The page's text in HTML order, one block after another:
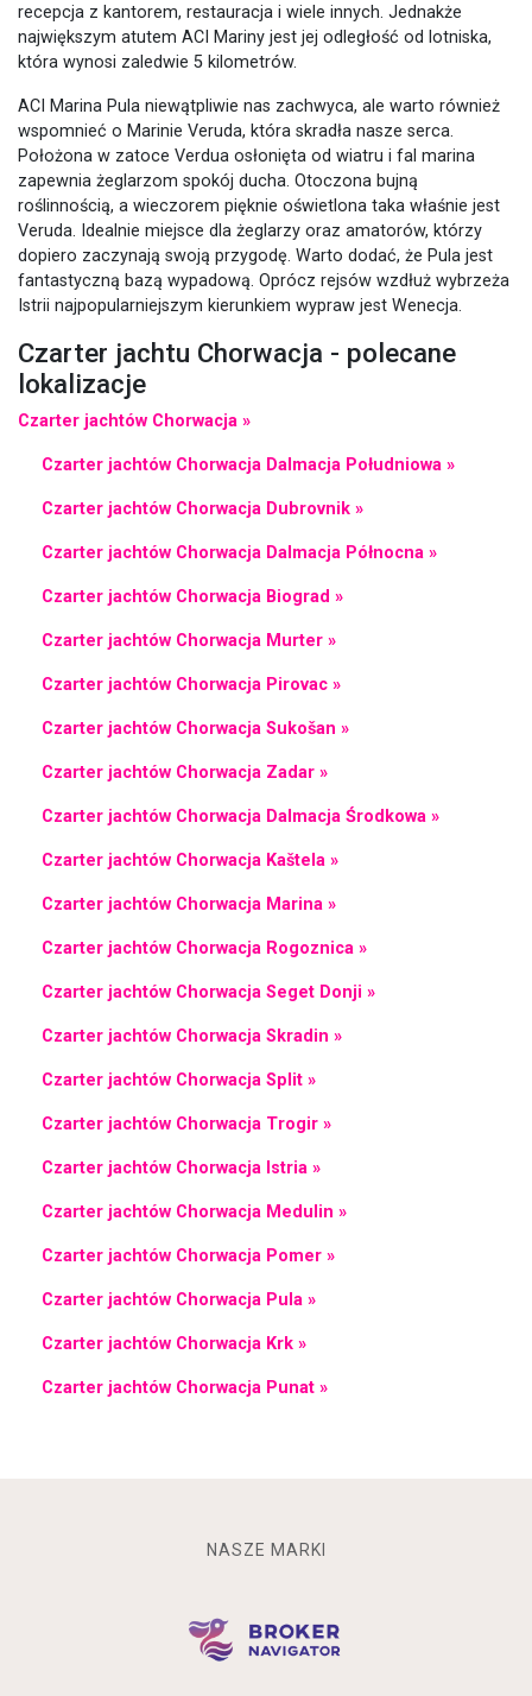
recepcja z kantorem, restauracja i wiele innych. Jednakże
największym atutem ACI Mariny jest jej odległość od lotniska,
która wynosi zaledwie 5 kilometrów.
ACI Marina Pula niewątpliwie nas zachwyca, ale warto również
wspomnieć o Marinie Veruda, która skradła nasze serca.
Położona w zatoce Verdua osłonięta od wiatru i fal marina
zapewnia żeglarzom spokój ducha. Otoczona bujną
roślinnością, a wieczorem pięknie oświetlona taka właśnie jest
Veruda. Idealnie miejsce dla żeglarzy oraz amatorów, którzy
dopiero zaczynają swoją przygodę. Warto dodać, że Pula jest
fantastyczną bazą wypadową. Oprócz rejsów wzdłuż wybrzeża
Istrii najpopularniejszym kierunkiem wypraw jest Wenecja.
Czarter jachtu Chorwacja - polecane
lokalizacje
Czarter jachtów Chorwacja »
Czarter jachtów Chorwacja Dalmacja Południowa »
Czarter jachtów Chorwacja Dubrovnik »
Czarter jachtów Chorwacja Dalmacja Północna »
Czarter jachtów Chorwacja Biograd »
Czarter jachtów Chorwacja Murter »
Czarter jachtów Chorwacja Pirovac »
Czarter jachtów Chorwacja Sukošan »
Czarter jachtów Chorwacja Zadar »
Czarter jachtów Chorwacja Dalmacja Środkowa »
Czarter jachtów Chorwacja Kaštela »
Czarter jachtów Chorwacja Marina »
Czarter jachtów Chorwacja Rogoznica »
Czarter jachtów Chorwacja Seget Donji »
Czarter jachtów Chorwacja Skradin »
Czarter jachtów Chorwacja Split »
Czarter jachtów Chorwacja Trogir »
Czarter jachtów Chorwacja Istria »
Czarter jachtów Chorwacja Medulin »
Czarter jachtów Chorwacja Pomer »
Czarter jachtów Chorwacja Pula »
Czarter jachtów Chorwacja Krk »
Czarter jachtów Chorwacja Punat »
NASZE MARKI